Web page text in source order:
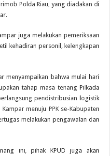
Polda Riau, yang diadakan di
juga melakukan pemeriksaan
kehadiran personil, kelengkapan
menyampaikan bahwa mulai hari
tahap masa tenang Pilkada
pendistribusian logistik
menuju PPK se-Kabupaten
melakukan pengawalan dan
ini, pihak KPUD juga akan